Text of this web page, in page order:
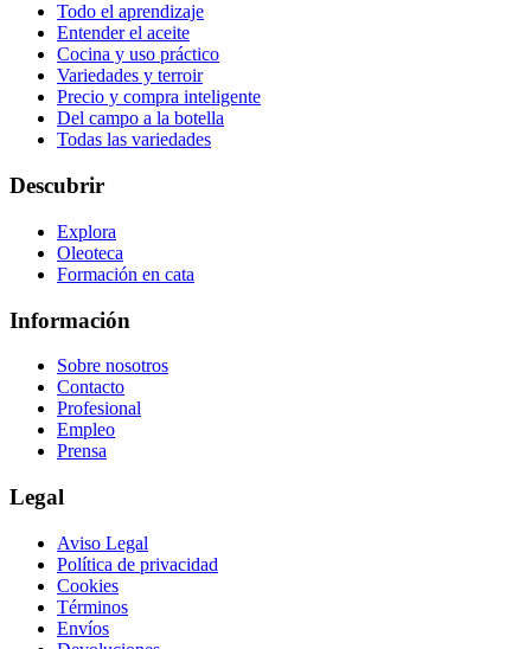
Todo el aprendizaje
Entender el aceite
Cocina y uso práctico
Variedades y terroir
Precio y compra inteligente
Del campo a la botella
Todas las variedades
Descubrir
Explora
Oleoteca
Formación en cata
Información
Sobre nosotros
Contacto
Profesional
Empleo
Prensa
Legal
Aviso Legal
Política de privacidad
Cookies
Términos
Envíos